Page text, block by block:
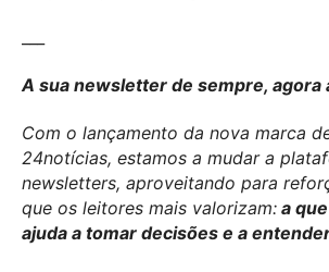
A sua newsletter de sempre, agora
Com o lançamento da nova marca
24notícias, estamos a mudar a
newsletters, aproveitando para
que os leitores mais valorizam: a
ajuda a tomar decisões e a